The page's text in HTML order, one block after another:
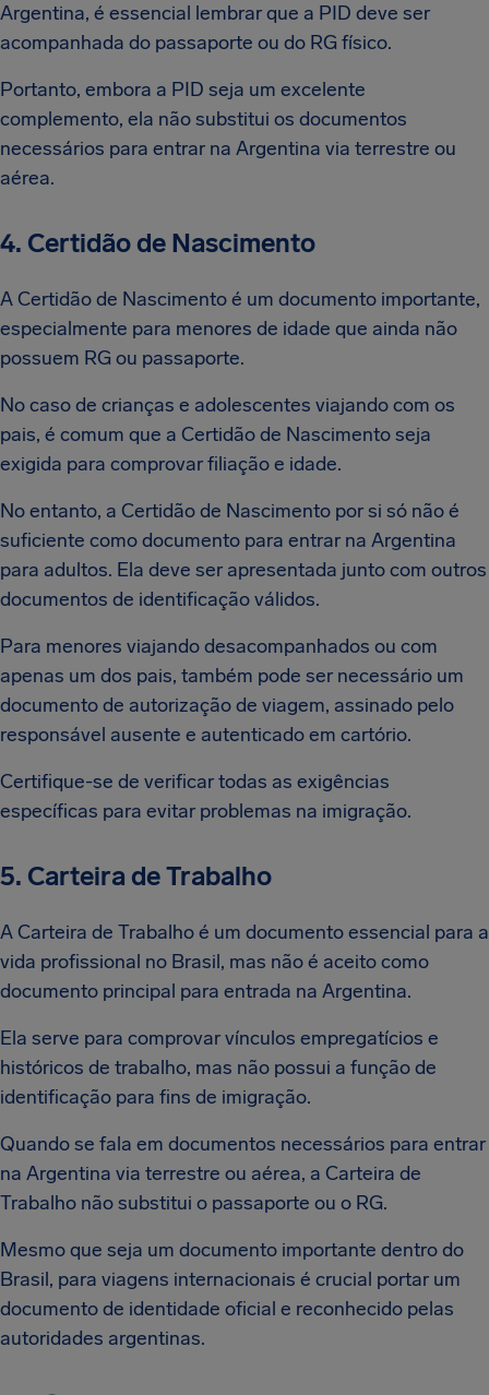
Argentina, é essencial lembrar que a PID deve ser
acompanhada do passaporte ou do RG físico.
Portanto, embora a PID seja um excelente
complemento, ela não substitui os documentos
necessários para entrar na Argentina via terrestre ou
aérea.
4. Certidão de Nascimento
A Certidão de Nascimento é um documento importante,
especialmente para menores de idade que ainda não
possuem RG ou passaporte.
No caso de crianças e adolescentes viajando com os
pais, é comum que a Certidão de Nascimento seja
exigida para comprovar filiação e idade.
No entanto, a Certidão de Nascimento por si só não é
suficiente como documento para entrar na Argentina
para adultos. Ela deve ser apresentada junto com outros
documentos de identificação válidos.
Para menores viajando desacompanhados ou com
apenas um dos pais, também pode ser necessário um
documento de autorização de viagem, assinado pelo
responsável ausente e autenticado em cartório.
Certifique-se de verificar todas as exigências
específicas para evitar problemas na imigração.
5. Carteira de Trabalho
A Carteira de Trabalho é um documento essencial para a
vida profissional no Brasil, mas não é aceito como
documento principal para entrada na Argentina.
Ela serve para comprovar vínculos empregatícios e
históricos de trabalho, mas não possui a função de
identificação para fins de imigração.
Quando se fala em documentos necessários para entrar
na Argentina via terrestre ou aérea, a Carteira de
Trabalho não substitui o passaporte ou o RG.
Mesmo que seja um documento importante dentro do
Brasil, para viagens internacionais é crucial portar um
documento de identidade oficial e reconhecido pelas
autoridades argentinas.